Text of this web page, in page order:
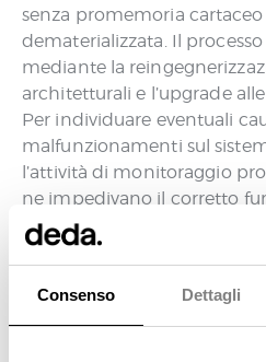
Consenso Dettagli
senza promemoria
dematerializzata. Il
mediante la
architetturali e l’upgrade
Per individuare eventuali
malfunzionamenti sul
l’attività di monitoraggio
ne impedivano il corretto
mediante l’evoluzione del
gestione dei log
,
tempo reale, eventuali
causa e permettendo di